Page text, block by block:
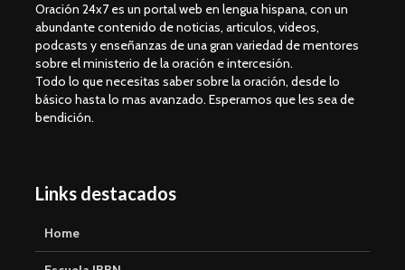
Oración 24x7 es un portal web en lengua hispana, con un
abundante contenido de noticias, articulos, videos,
podcasts y enseñanzas de una gran variedad de mentores
sobre el ministerio de la oración e intercesión.
Todo lo que necesitas saber sobre la oración, desde lo
básico hasta lo mas avanzado. Esperamos que les sea de
bendición.
Links destacados
Home